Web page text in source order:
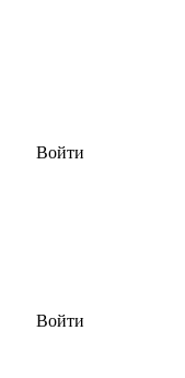
Войти
Войти